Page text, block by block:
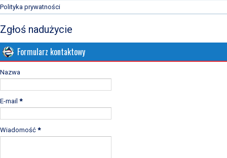
Polityka prywatności
Zgłoś nadużycie
Formularz kontaktowy
Nazwa
E-mail *
Wiadomość *